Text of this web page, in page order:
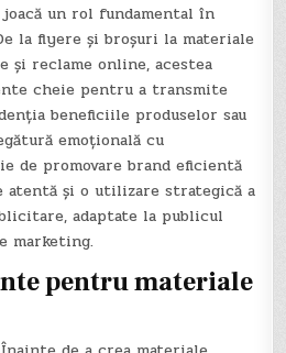
un rol fundamental în
la flyere și broșuri la materiale
și reclame online, acestea
cheie pentru a transmite
beneficiile produselor sau
emoțională cu
de promovare brand eficientă
atentă și o utilizare strategică a
adaptate la publicul
marketing.
pentru materiale